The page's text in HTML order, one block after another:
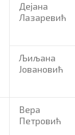
Дејана
Лазаревић
Љиљана
Јовановић
Вера
Петровић